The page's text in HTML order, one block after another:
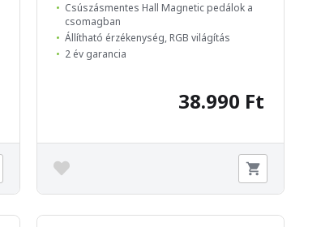
Csúszásmentes Hall Magnetic pedálok a
csomagban
Állítható érzékenység, RGB világítás
2 év garancia
38.990 Ft